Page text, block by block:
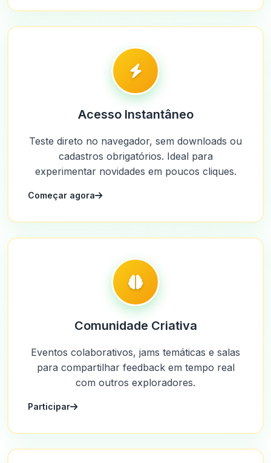
Acesso Instantâneo
Teste direto no navegador, sem downloads ou
cadastros obrigatórios. Ideal para
experimentar novidades em poucos cliques.
Começar agora
Comunidade Criativa
Eventos colaborativos, jams temáticas e salas
para compartilhar feedback em tempo real
com outros exploradores.
Participar